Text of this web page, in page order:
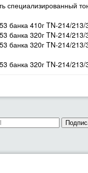
специализированный
банка 410г TN-214/
банка 320г TN-214/
банка 320г TN-214/
банка 320г TN-214/